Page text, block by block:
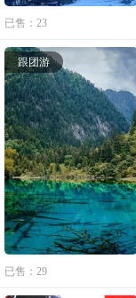
已售：23
跟团游
已售：29